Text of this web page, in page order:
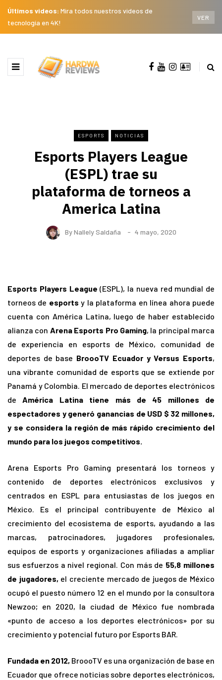
Últimos videos: Mira todos nuestros videos de
tecnología en 4K!
VER
ESPORTS NOTICIAS
Esports Players League
(ESPL) trae su
plataforma de torneos a
America Latina
ByNallely Saldaña 4 mayo, 2020
Esports Players League (ESPL), la nueva red mundial de
torneos de esports y la plataforma en línea ahora puede
cuenta con América Latina, luego de haber establecido
alianza con Arena Esports Pro Gaming, la principal marca
de experiencia en esports de México, comunidad de
deportes de base BroooTV Ecuador y Versus Esports,
una vibrante comunidad de esports que se extiende por
Panamá y Colombia. El mercado de deportes electrónicos
de América Latina tiene más de 45 millones de
espectadores y generó ganancias de USD $ 32 millones,
y se considera la región de más rápido crecimiento del
mundo para los juegos competitivos.
Arena Esports Pro Gaming presentará los torneos y
contenido de deportes electrónicos exclusivos y
centrados en ESPL para entusiastas de los juegos en
México. Es el principal contribuyente de México al
crecimiento del ecosistema de esports, ayudando a las
marcas, patrocinadores, jugadores profesionales,
equipos de esports y organizaciones afiliadas a ampliar
sus esfuerzos a nivel regional. Con más de 55,8 millones
de jugadores, el creciente mercado de juegos de México
ocupó el puesto número 12 en el mundo por la consultora
Newzoo; en 2020, la ciudad de México fue nombrada
«punto de acceso a los deportes electrónicos» por su
crecimiento y potencial futuro por Esports BAR.
Fundada en 2012, BroooTV es una organización de base en
Ecuador que ofrece noticias sobre deportes electrónicos,